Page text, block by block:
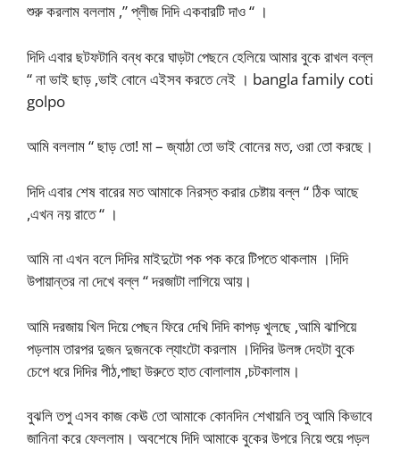
শুরু করলাম বললাম ,” প্লীজ দিদি একবারটি দাও “ ।
দিদি এবার ছটফটানি বন্ধ করে ঘাড়টা পেছনে হেলিয়ে আমার বুকে রাখল বল্ল
“ না ভাই ছাড় ,ভাই বোনে এইসব করতে নেই । bangla family coti
golpo
আমি বললাম “ ছাড় তো! মা – জ্যাঠা তো ভাই বোনের মত, ওরা তো করছে।
দিদি এবার শেষ বারের মত আমাকে নিরস্ত করার চেষ্টায় বল্ল “ ঠিক আছে
,এখন নয় রাতে “ ।
আমি না এখন বলে দিদির মাইদুটো পক পক করে টিপতে থাকলাম ।দিদি
উপায়ান্তর না দেখে বল্ল “ দরজাটা লাগিয়ে আয়।
আমি দরজায় খিল দিয়ে পেছন ফিরে দেখি দিদি কাপড় খুলছে ,আমি ঝাপিয়ে
পড়লাম তারপর দুজন দুজনকে ল্যাংটো করলাম ।দিদির উলঙ্গ দেহটা বুকে
চেপে ধরে দিদির পীঠ,পাছা উরুতে হাত বোলালাম ,চটকালাম।
বুঝলি তপু এসব কাজ কেঊ তো আমাকে কোনদিন শেখায়নি তবু আমি কিভাবে
জানিনা করে ফেললাম। অবশেষে দিদি আমাকে বুকের উপরে নিয়ে শুয়ে পড়ল